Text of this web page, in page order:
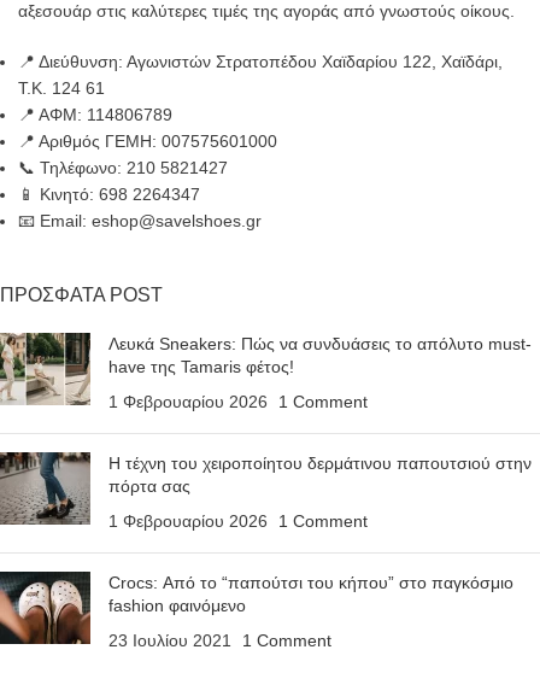
αξεσουάρ στις καλύτερες τιμές της αγοράς από γνωστούς οίκους.
📍 Διεύθυνση: Αγωνιστών Στρατοπέδου Χαϊδαρίου 122, Χαϊδάρι,
Τ.Κ. 124 61
📍 ΑΦΜ: 114806789
📍 Αριθμός ΓΕΜΗ: 007575601000
📞 Τηλέφωνο: 210 5821427
📱 Κινητό: 698 2264347
📧 Email: eshop@savelshoes.gr
ΠΡΟΣΦΑΤΑ POST
Λευκά Sneakers: Πώς να συνδυάσεις το απόλυτο must-
have της Tamaris φέτος!
1 Φεβρουαρίου 2026
1 Comment
Η τέχνη του χειροποίητου δερμάτινου παπουτσιού στην
πόρτα σας
1 Φεβρουαρίου 2026
1 Comment
Crocs: Από το “παπούτσι του κήπου” στο παγκόσμιο
fashion φαινόμενο
23 Ιουλίου 2021
1 Comment